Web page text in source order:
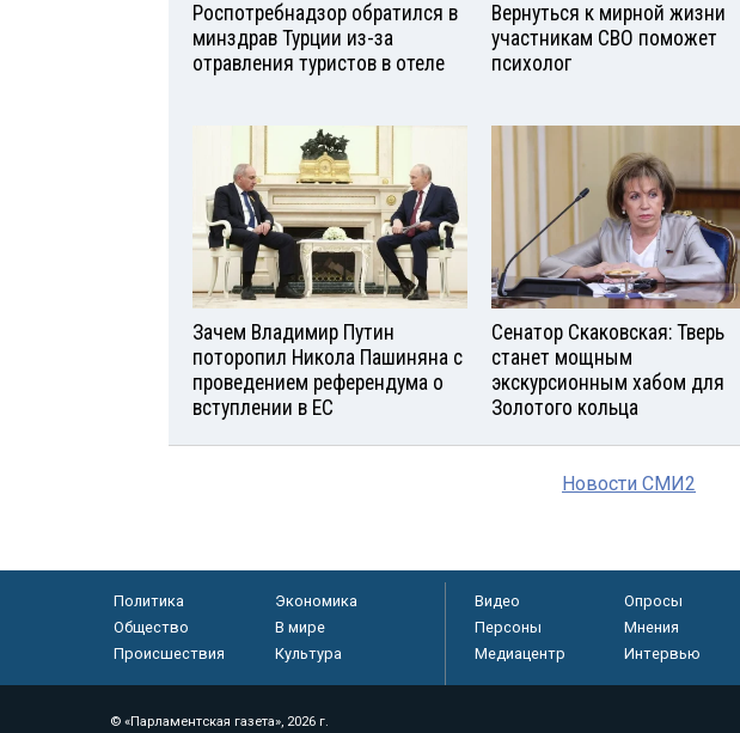
Роспотребнадзор обратился в
минздрав Турции из-за
отравления туристов в отеле
Вернуться к мирной жизни
участникам СВО поможет
психолог
Зачем Владимир Путин
поторопил Никола Пашиняна с
проведением референдума о
вступлении в ЕС
Сенатор Скаковская: Тверь
станет мощным
экскурсионным хабом для
Золотого кольца
Новости СМИ2
Политика
Экономика
Общество
В мире
Происшествия
Культура
Видео Опросы
Персоны
Мнения
Медиацентр
Интервью
© «Парламентская газета», 2026 г.